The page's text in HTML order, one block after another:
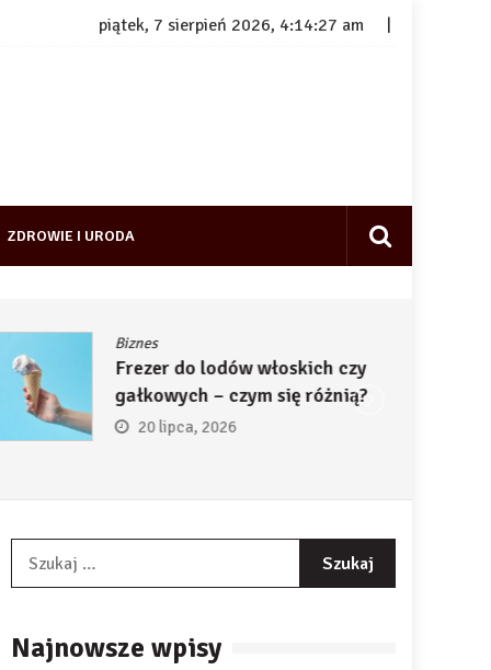
piątek, 7 sierpień 2026, 4:14:28 am
ZDROWIE I URODA
Biznes
Frezer do lodów włoskich czy
gałkowych – czym się różnią?
20 lipca, 2026
Najnowsze wpisy